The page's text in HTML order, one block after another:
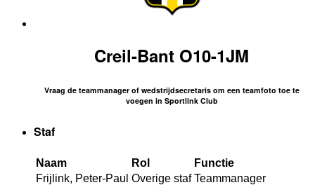
Creil-Bant O10-1JM
Vraag de teammanager of wedstrijdsecretaris om een teamfoto toe te
voegen in Sportlink Club
Staf
Naam Rol
Functie
Frijlink, Peter-Paul Overige staf Teammanager